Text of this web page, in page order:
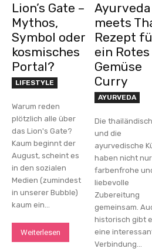
Lion’s Gate –
Mythos,
Symbol oder
kosmisches
Portal?
LIFESTYLE
Warum reden
plötzlich alle über
das Lion's Gate?
Kaum beginnt der
August, scheint es
in den sozialen
Medien (zumindest
in unserer Bubble)
kaum ein...
Weiterlesen
Ayurveda
meets
Rezept
ein Rotes
Gemüse
Curry
AYURVEDA
Die
und die
ayurvedische
haben nicht
farbenfrohe
liebevolle
Zubereitung
gemeinsam.
historisch gibt
eine
Verbindung...